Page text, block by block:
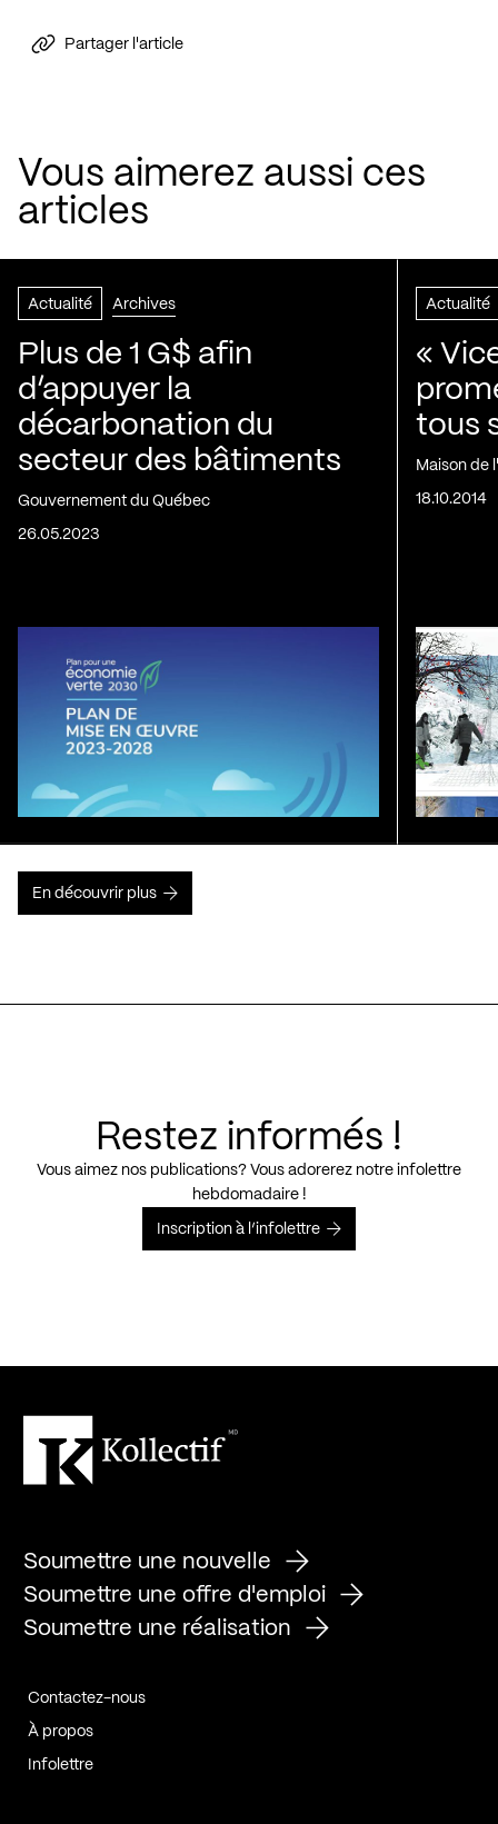
Partager l'article
Vous aimerez aussi ces
articles
Actualité Archives
Plus de 1 G$ afin
d’appuyer la
décarbonation du
secteur des bâtiments
Gouvernement du Québec
26.05.2023
Actualité
«
tous
Maison de
18.10.2014
En découvrir plus
Restez informés !
Vous aimez nos publications? Vous adorerez notre infolettre
hebdomadaire !
Inscription à l’infolettre
Soumettre une nouvelle
Soumettre une offre d'emploi
Soumettre une réalisation
Contactez-nous
À propos
Infolettre